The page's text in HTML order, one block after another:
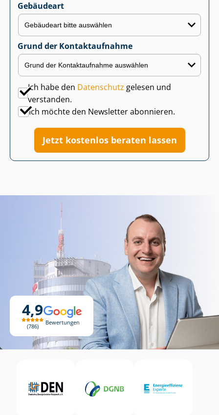
4,9
786
Bewertungen
Gebäudeart
Grund der Kontaktaufnahme
Ich habe den Datenschutz gelesen und
verstanden.
Ich möchte den Newsletter abonnieren.
Jetzt kostenlos beraten lassen